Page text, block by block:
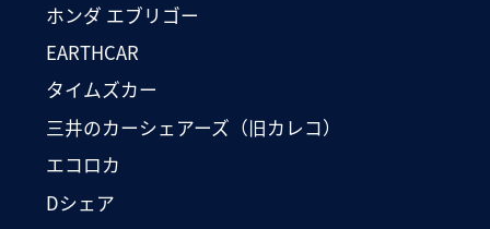
ホンダ エブリゴー
EARTHCAR
タイムズカー
三井のカーシェアーズ（旧カレコ）
エコロカ
Dシェア